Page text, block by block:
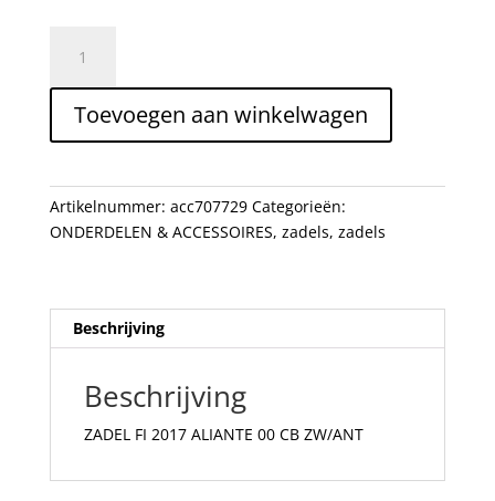
2017
ALIANTE
00
ZW/ANT
aantal
Toevoegen aan winkelwagen
Artikelnummer: acc707729 Categorieën:
ONDERDELEN & ACCESSOIRES, zadels, zadels
Beschrijving
Beschrijving
ZADEL FI 2017 ALIANTE 00 CB ZW/ANT